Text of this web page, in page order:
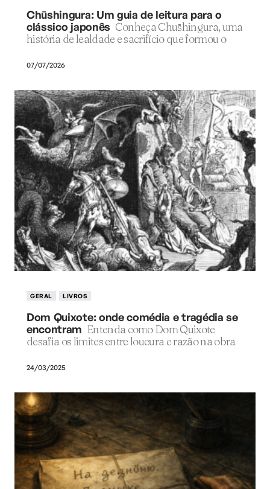
Chūshingura: Um guia de leitura para o
clássico japonês Conheça Chūshingura, uma
história de lealdade e sacrifício que formou o
07/07/2026
GERAL LIVROS
Dom Quixote: onde comédia e tragédia se
encontram Entenda como Dom Quixote
desafia os limites entre loucura e razão na obra
24/03/2025